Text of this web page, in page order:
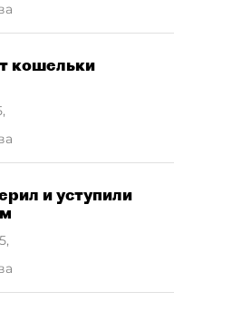
кошельки
,
и уступили
,